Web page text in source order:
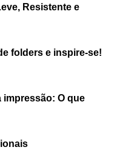
Resistente e
folders e inspire-se!
impressão: O que